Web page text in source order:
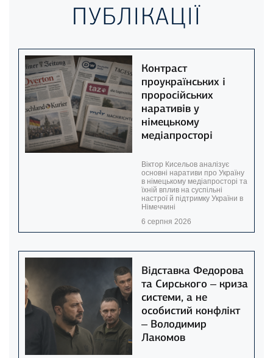
ПУБЛІКАЦІЇ
Контраст
проукраїнських і
проросійських
наративів у
німецькому
медіапросторі
Віктор Кисельов аналізує
основні наративи про Україну
в німецькому медіапросторі та
їхній вплив на суспільні
настрої й підтримку України в
Німеччині
6 серпня 2026
Відставка Федорова
та Сирського – криза
системи, а не
особистий конфлікт
– Володимир
Лакомов